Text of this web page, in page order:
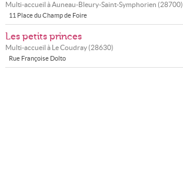
Multi-accueil àAuneau-Bleury-Saint-Symphorien (28700)
11 Place du Champ de Foire
Les petits princes
Multi-accueil à Le Coudray(28630)
Rue Françoise Dolto